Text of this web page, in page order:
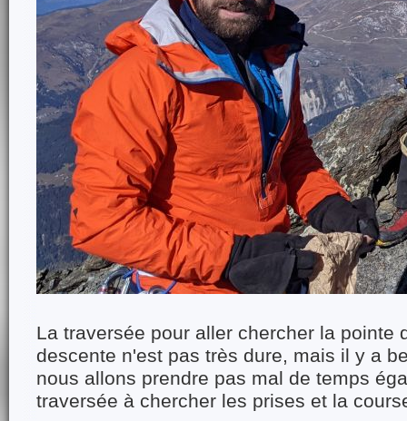
La traversée pour aller chercher la pointe
descente n'est pas très dure, mais il y a
nous allons prendre pas mal de temps
traversée à chercher les prises et la